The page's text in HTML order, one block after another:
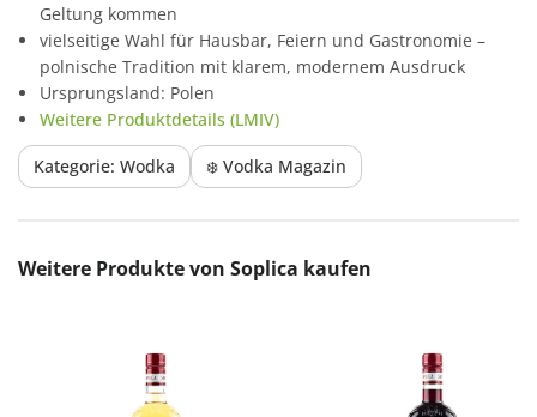
Geltung kommen
vielseitige Wahl für Hausbar, Feiern und Gastronomie –
polnische Tradition mit klarem, modernem Ausdruck
Ursprungsland: Polen
Weitere Produktdetails (LMIV)
Kategorie: Wodka ❄️ Vodka Magazin
Produktgalerie überspringen
Weitere Produkte von Soplica kaufen